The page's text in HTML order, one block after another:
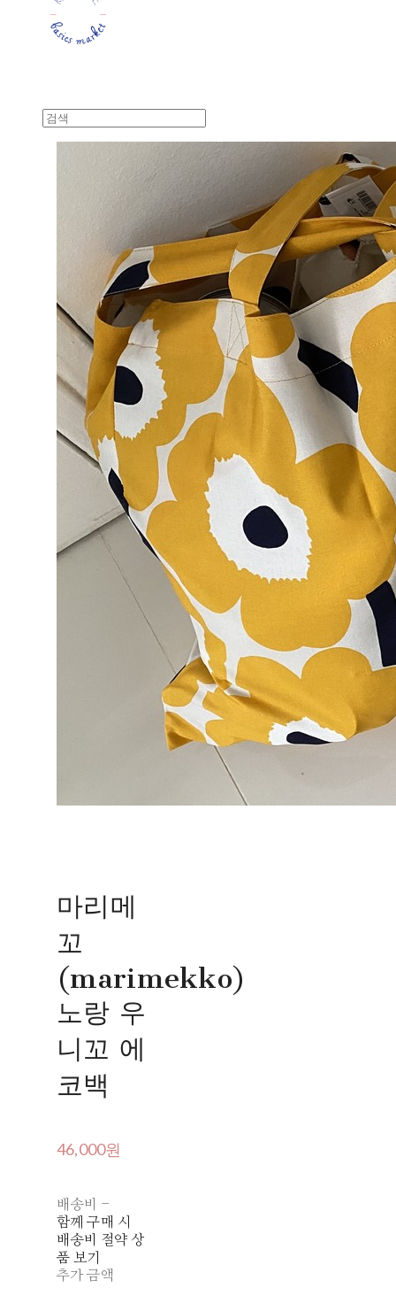
마리메
꼬
(marimekko)
노랑 우
니꼬 에
코백
46,000원
배송비 -
함께 구매 시
배송비 절약 상
품 보기
추가 금액